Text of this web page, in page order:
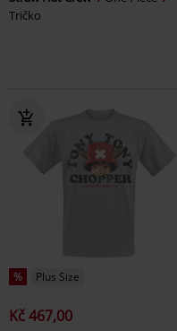
Tričko
% Plus Size
Kč 467,00